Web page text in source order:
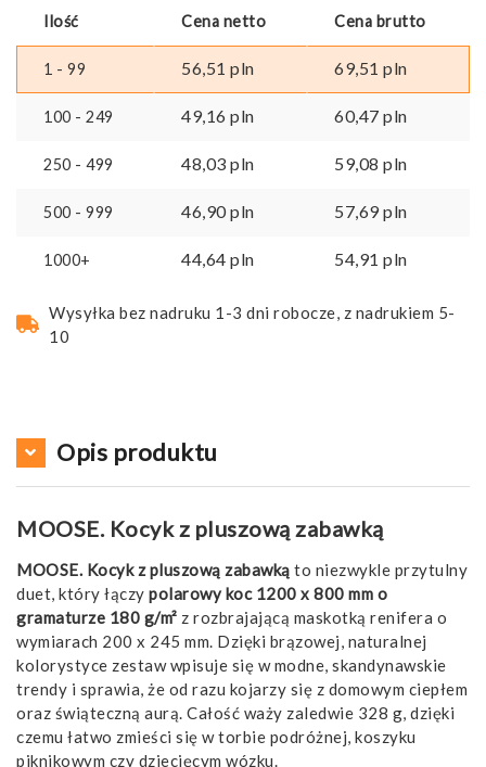
Ilość Cena netto Cena brutto
1 - 99 56,51 pln 69,51 pln
100 - 249 49,16 pln 60,47 pln
250 - 499 48,03 pln 59,08 pln
500 - 999 46,90pln 57,69pln
1000+ 44,64 pln 54,91 pln
Wysyłka bez nadruku 1-3 dni robocze, z nadrukiem 5-
10
Opis produktu
MOOSE. Kocyk z pluszową zabawką
MOOSE. Kocyk z pluszową zabawką to niezwykle przytulny
duet, który łączy polarowy koc 1200 x 800 mm o
gramaturze 180 g/m² z rozbrajającą maskotką renifera o
wymiarach 200 x 245 mm. Dzięki brązowej, naturalnej
kolorystyce zestaw wpisuje się w modne, skandynawskie
trendy i sprawia, że od razu kojarzy się z domowym ciepłem
oraz świąteczną aurą. Całość waży zaledwie 328 g, dzięki
czemu łatwo zmieści się w torbie podróżnej, koszyku
piknikowym czy dziecięcym wózku.